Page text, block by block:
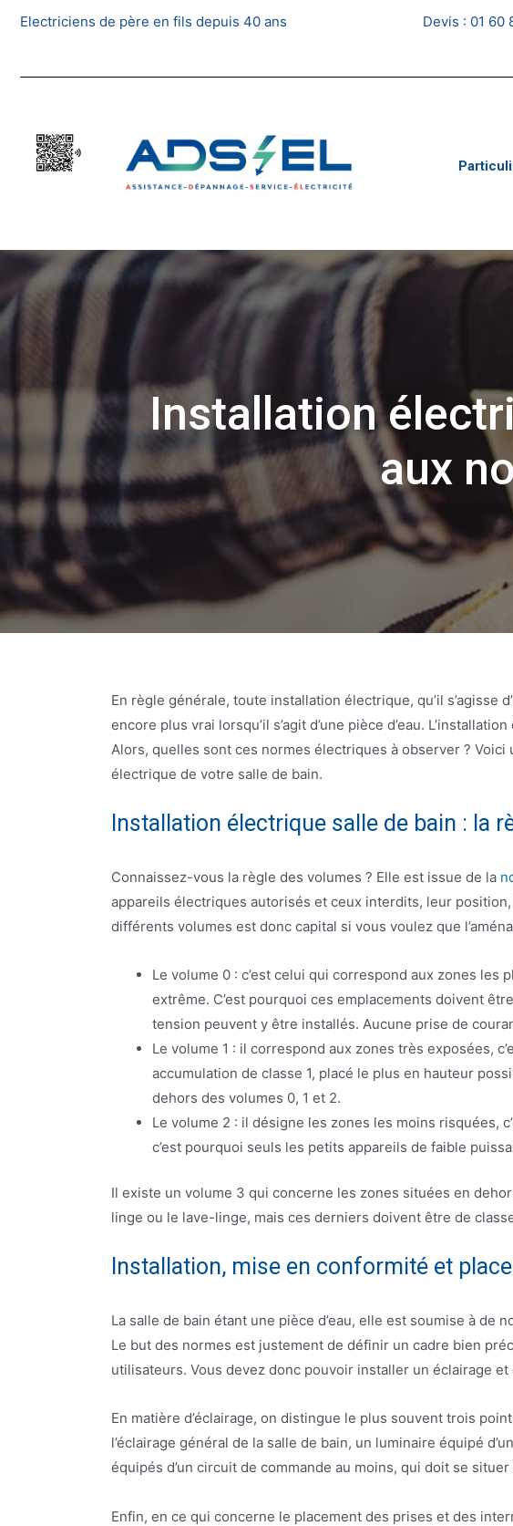
Electriciens de père en fils depuis 40 ans Devis : 01 60
Installation
aux
En règle générale, toute installation électrique, qu’il s’agisse
encore plus vrai lorsqu’il s’agit d’une pièce d’eau.
Alors, quelles sont ces normes électriques à observer ?
électrique de votre salle de bain.
Installation électrique salle de bain : la
Connaissez-vous la règle des volumes ? Elle est issue de la
appareils électriques autorisés et ceux interdits, leur
différents volumes est donc capital si vous voulez que
Le volume 0 : c’est celui qui correspond aux zones les
extrême. C’est pourquoi ces emplacements doivent
tension peuvent y être installés. Aucune prise de
Le volume 1 : il correspond aux zones très exposées,
accumulation de classe 1, placé le plus en hauteur
dehors des volumes 0, 1 et 2.
Le volume 2 : il désigne les zones les moins risquées,
c’est pourquoi seuls les petits appareils de faible
Il existe un volume 3 qui concerne les zones situées en
linge ou le lave-linge, mais ces derniers doivent être de
Installation, mise en conformité et
La salle de bain étant une pièce d’eau, elle est soumise à
Le but des normes est justement de définir un cadre bien
utilisateurs. Vous devez donc pouvoir installer un éclairage
En matière d’éclairage, on distingue le plus souvent trois
l’éclairage général de la salle de bain, un luminaire équipé
équipés d’un circuit de commande au moins, qui doit se
Enfin, en ce qui concerne le placement des prises et des